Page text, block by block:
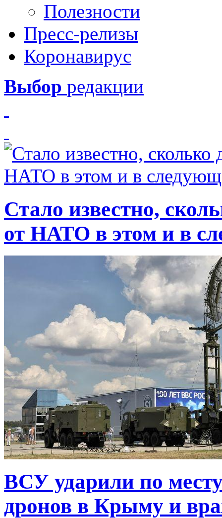
Полезности
Пресс-релизы
Коронавирус
Выбор редакции
Стало известно,
от НАТО в этом и в
ВСУ ударили по
дронов в Крыму и